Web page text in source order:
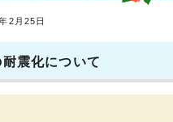
2月25日
震化について